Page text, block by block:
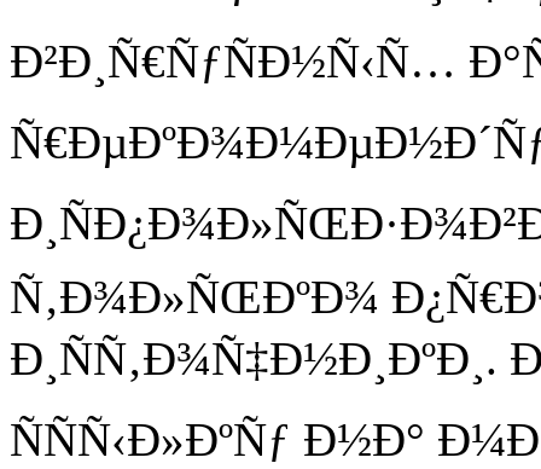
Ð²Ð¸Ñ€ÑƒÑÐ½Ñ‹Ñ…
Ñ‚Ð¾Ð»ÑŒÐºÐ¾
ÑÑÑ‹Ð»ÐºÑƒ Ð½Ð°